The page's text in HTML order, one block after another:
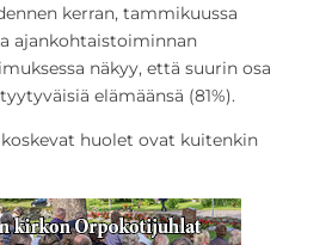
kerran, tammikuussa
ajankohtaistoiminnan
näkyy, että suurin osa
elämäänsä (81%).
huolet ovat kuitenkin